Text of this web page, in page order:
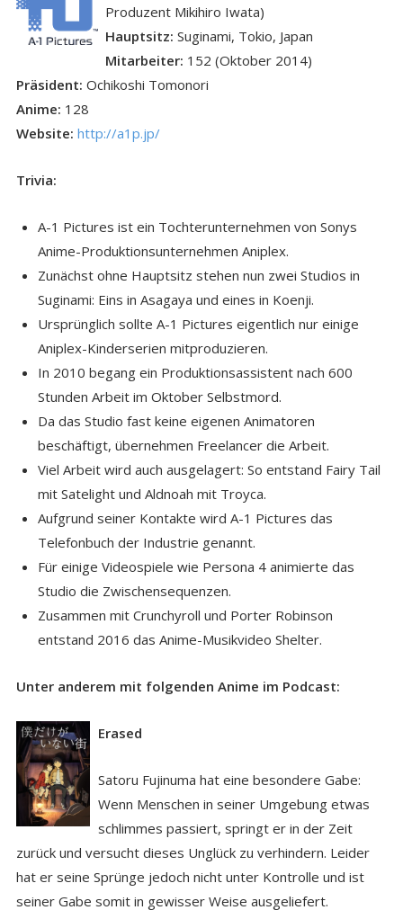
Produzent Mikihiro Iwata)
Hauptsitz: Suginami, Tokio, Japan
Mitarbeiter: 152 (Oktober 2014)
Präsident: Ochikoshi Tomonori
Anime: 128
Website: http://a1p.jp/
Trivia:
A-1 Pictures ist ein Tochterunternehmen von Sonys
Anime-Produktionsunternehmen Aniplex.
Zunächst ohne Hauptsitz stehen nun zwei Studios in
Suginami: Eins in Asagaya und eines in Koenji.
Ursprünglich sollte A-1 Pictures eigentlich nur einige
Aniplex-Kinderserien mitproduzieren.
In 2010 begang ein Produktionsassistent nach 600
Stunden Arbeit im Oktober Selbstmord.
Da das Studio fast keine eigenen Animatoren
beschäftigt, übernehmen Freelancer die Arbeit.
Viel Arbeit wird auch ausgelagert: So entstand Fairy Tail
mit Satelight und Aldnoah mit Troyca.
Aufgrund seiner Kontakte wird A-1 Pictures das
Telefonbuch der Industrie genannt.
Für einige Videospiele wie Persona 4 animierte das
Studio die Zwischensequenzen.
Zusammen mit Crunchyroll und Porter Robinson
entstand 2016 das Anime-Musikvideo Shelter.
Unter anderem mit folgenden Anime im Podcast:
Erased
Satoru Fujinuma hat eine besondere Gabe:
Wenn Menschen in seiner Umgebung etwas
schlimmes passiert, springt er in der Zeit
zurück und versucht dieses Unglück zu verhindern. Leider
hat er seine Sprünge jedoch nicht unter Kontrolle und ist
seiner Gabe somit in gewisser Weise ausgeliefert.